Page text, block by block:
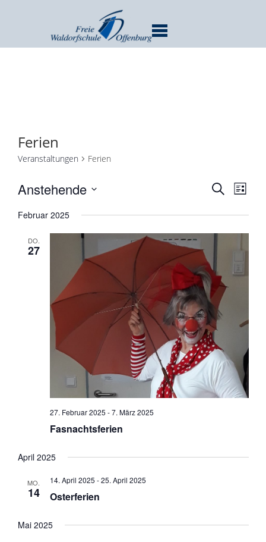
Ferien
Veranstaltungen Ferien
und
SUCHELISTE
Anstehende
Februar 2025
DO.
27
27. Februar 2025 -7. März 2025
Fasnachtsferien
April 2025
MO.
14
14. April 2025 -25. April 2025
Osterferien
Mai 2025